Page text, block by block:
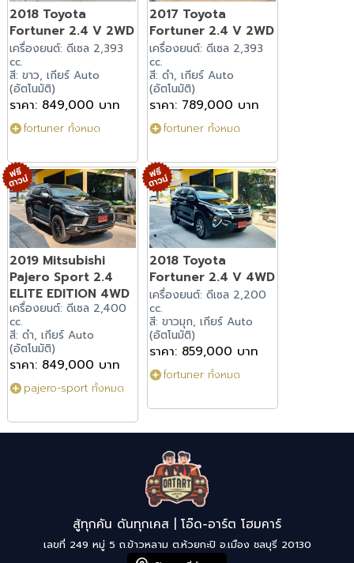
2018 Toyota
Fortuner 2.4 V 2WD
เครื่องยนต์: ดีเซล 2,393
cc.
สี: ขาว, เกียร์ Auto
(อัตโนมัติ)
ราคา: 849,000 บาท
fortuner ทั้งหมด
2017 Toyota
Fortuner 2.4 V 2WD
เครื่องยนต์: ดีเซล 2,393
cc.
สี: ดำ, เกียร์ Auto
(อัตโนมัติ)
ราคา: 789,000 บาท
fortuner ทั้งหมด
2019 Mitsubishi
Pajero Sport 2.4
ELITE EDITION 4WD
เครื่องยนต์: ดีเซล 2,400
cc.
สี: ดำ, เกียร์ Auto
(อัตโนมัติ)
ราคา: 849,000 บาท
pajero-sport ทั้งหมด
2018 Toyota
Fortuner 2.4 V 4WD
เครื่องยนต์: ดีเซล 2,200
cc.
สี: ขาวมุก, เกียร์ Auto
(อัตโนมัติ)
ราคา: 859,000 บาท
fortuner ทั้งหมด
สู้ทุกคัน ดันทุกเคส | โอ๊ด-อาร์ต โฮมคาร์
เลขที่ 249 หมู่ 5 ถ.ข้าวหลาม ต.ห้วยกะปิ อ.เมือง ชลบุรี 20130